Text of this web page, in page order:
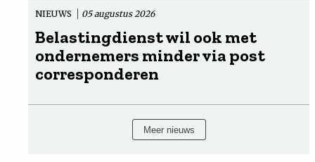
NIEUWS 05 augustus 2026
Belastingdienst wil ook met
ondernemers minder via post
corresponderen
Meer nieuws